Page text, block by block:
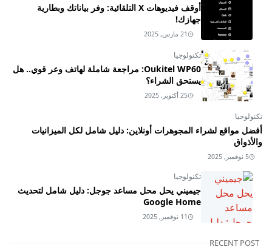
أوقف فيديوهات X التلقائية: وفر بياناتك وبطارية
جهازك!
21 مارس, 2025
تكنولوجيا
Oukitel WP60: مراجعة شاملة لهاتف وعر قوي.. هل
يستحق الشراء؟
25 أكتوبر, 2025
تكنولوجيا
أفضل مواقع لشراء المجوهرات أونلاين: دليل شامل لكل الميزانيات
والأذواق
5 نوفمبر, 2025
تكنولوجيا
جيميني يحل محل مساعد جوجل: دليل شامل لتحديث
Google Home
11 نوفمبر, 2025
RECENT POST